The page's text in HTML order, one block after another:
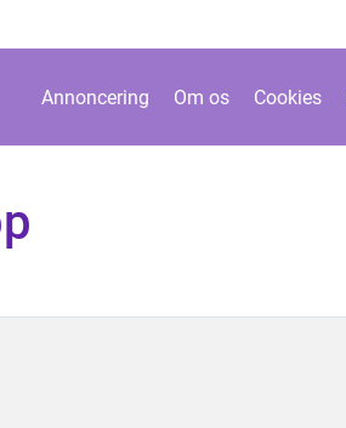
Annoncering Om os Cookies